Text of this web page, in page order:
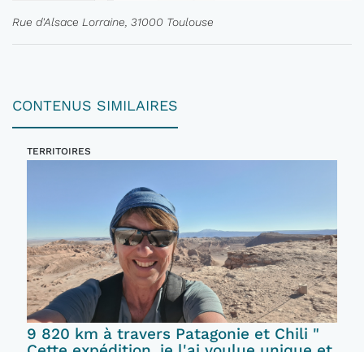
Rue d'Alsace Lorraine, 31000 Toulouse
CONTENUS SIMILAIRES
TERRITOIRES
9 820 km à travers Patagonie et Chili "